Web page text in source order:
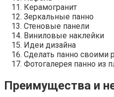
Керамогранит
Зеркальные панно
Стеновые панели
Виниловые наклейки
Идеи дизайна
Сделать панно своими
Фотогалерея панно из
Преимущества и